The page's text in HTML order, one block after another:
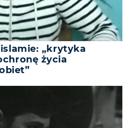
„krytyka
życia